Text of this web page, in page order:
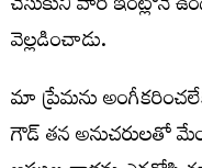
వెల్లడించాడు.
మా ప్రేమను
గౌడ్ తన అనుచరులతో